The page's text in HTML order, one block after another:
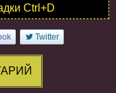
Ctrl+D
Twitter